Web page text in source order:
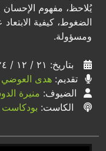
يُلاحظ، مفهوم الإحسان
الضغوط، كيفية
ومسؤولة.
بتاريخ: ٢١ / ١٢ / ٢٠٢٤
تقديم: هدى العوضي
الضيوف: منيرة
الكاست: